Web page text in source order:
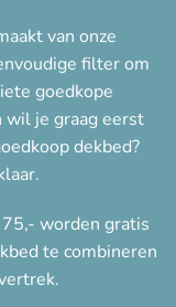
van onze
filter om
goedkope
wil je graag eerst
dekbed?
worden gratis
te combineren